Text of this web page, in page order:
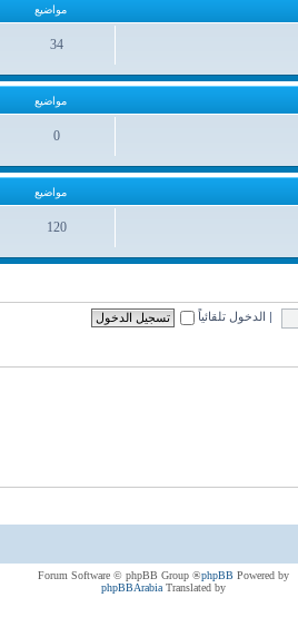
مواضيع
34
مواضيع
مواضيع
0
مواضيع
مواضيع
120
مواضيع
الدخول تلقائياً
Powered by
phpBB
® Forum Software © phpBB Group
Translated by
phpBBArabia